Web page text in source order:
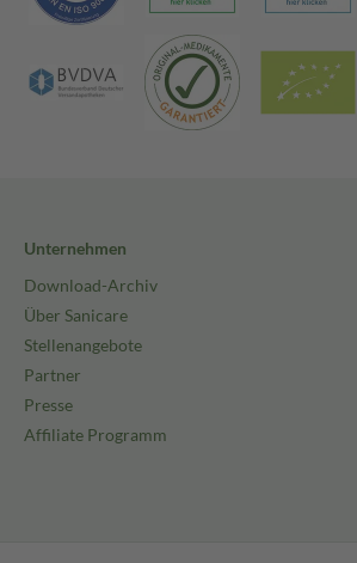
Unternehmen
Download-Archiv
Über Sanicare
Stellenangebote
Partner
Presse
Affiliate Programm